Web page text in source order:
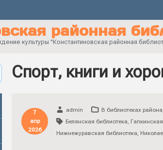
районная
культуры "Константиновская районная
Спорт, книги и
7
апр
2026
admin В библиотеках района
Белянская библиотека,
Нижнежуравская библиотека,